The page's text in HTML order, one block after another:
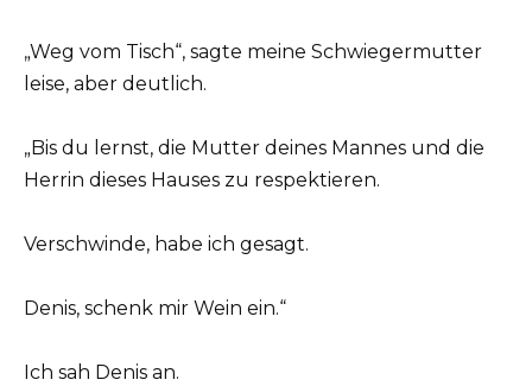
„Weg vom Tisch“, sagte meine Schwiegermutter
leise, aber deutlich.
„Bis du lernst, die Mutter deines Mannes und die
Herrin dieses Hauses zu respektieren.
Verschwinde, habe ich gesagt.
Denis, schenk mir Wein ein.“
Ich sah Denis an.